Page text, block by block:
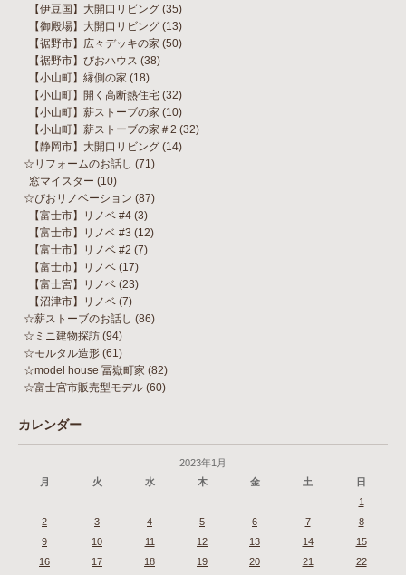
【伊豆国】大開口リビング (35)
【御殿場】大開口リビング (13)
【裾野市】広々デッキの家 (50)
【裾野市】びおハウス (38)
【小山町】縁側の家 (18)
【小山町】開く高断熱住宅 (32)
【小山町】薪ストーブの家 (10)
【小山町】薪ストーブの家＃2 (32)
【静岡市】大開口リビング (14)
☆リフォームのお話し (71)
窓マイスター (10)
☆びおリノベーション (87)
【富士市】リノベ #4 (3)
【富士市】リノベ #3 (12)
【富士市】リノベ #2 (7)
【富士市】リノベ (17)
【富士宮】リノベ (23)
【沼津市】リノベ (7)
☆薪ストーブのお話し (86)
☆ミニ建物探訪 (94)
☆モルタル造形 (61)
☆model house 冨嶽町家 (82)
☆富士宮市販売型モデル (60)
カレンダー
2023年1月
月
火 水 木 金 土
日
1
2
3 4 5 6 7
8
9
10 11 12 13 14
15
16
17 18 19 20 21
22